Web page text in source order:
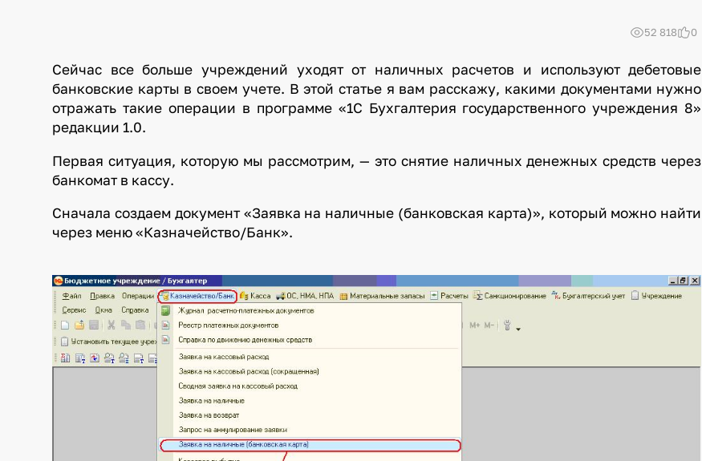
52 818 0
Сейчас все больше учреждений уходят от наличных расчетов и используют дебетовые
банковские карты в своем учете. В этой статье я вам расскажу, какими документами нужно
отражать такие операции в программе «1С Бухгалтерия государственного учреждения 8»
редакции 1.0.
Первая ситуация, которую мы рассмотрим, — это снятие наличных денежных средств через
банкомат в кассу.
Сначала создаем документ «Заявка на наличные (банковская карта)», который можно найти
через меню «Казначейство/Банк».